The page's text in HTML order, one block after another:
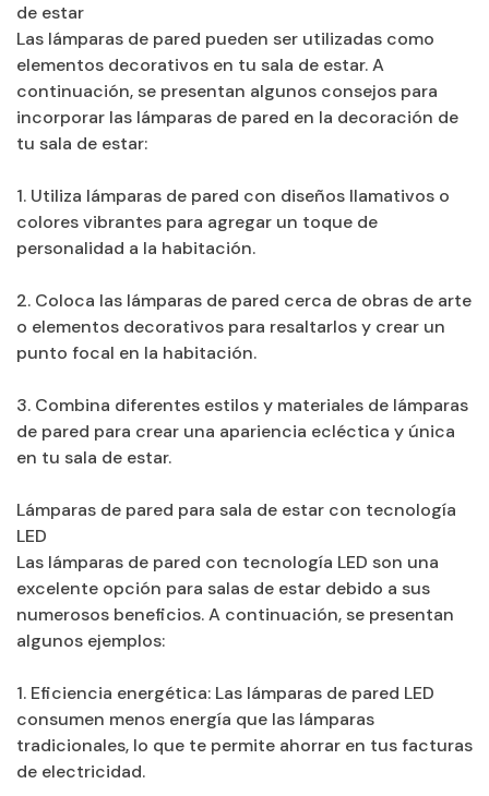
de estar
Las lámparas de pared pueden ser utilizadas como
elementos decorativos en tu sala de estar. A
continuación, se presentan algunos consejos para
incorporar las lámparas de pared en la decoración de
tu sala de estar:
1. Utiliza lámparas de pared con diseños llamativos o
colores vibrantes para agregar un toque de
personalidad a la habitación.
2. Coloca las lámparas de pared cerca de obras de arte
o elementos decorativos para resaltarlos y crear un
punto focal en la habitación.
3. Combina diferentes estilos y materiales de lámparas
de pared para crear una apariencia ecléctica y única
en tu sala de estar.
Lámparas de pared para sala de estar con tecnología
LED
Las lámparas de pared con tecnología LED son una
excelente opción para salas de estar debido a sus
numerosos beneficios. A continuación, se presentan
algunos ejemplos:
1. Eficiencia energética: Las lámparas de pared LED
consumen menos energía que las lámparas
tradicionales, lo que te permite ahorrar en tus facturas
de electricidad.